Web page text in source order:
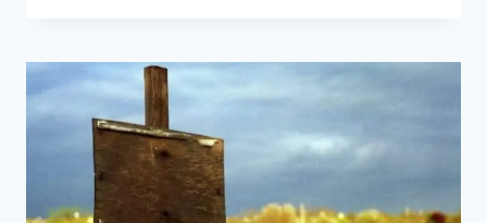
TUTELLE :
RÈGLES
ET
PROCÉDURES